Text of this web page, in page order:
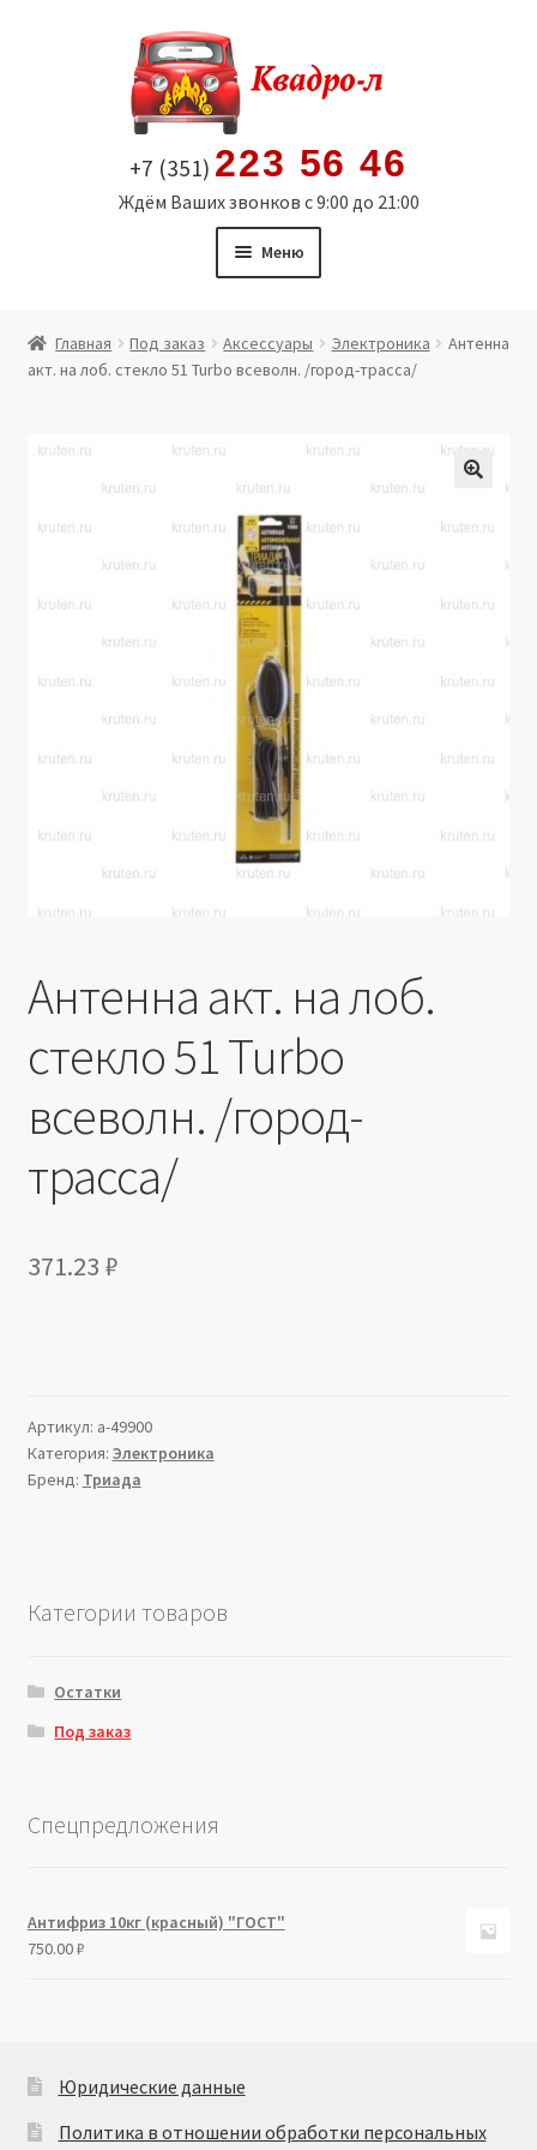
содержимому
+7 (351) 223 56 46
Ждём Ваших звонков с 9:00 до 21:00
Меню
Витрина
Политика в отношении обработки персональных
данных
Производители
Главная Под заказ Аксессуары Электроника
Антенна
акт. на лоб. стекло 51 Turbo всеволн. /город-трасса/
Антенна акт. на лоб.
стекло 51 Turbo
всеволн. /город-
трасса/
371.23 ₽
Артикул: a-49900
Категория: Электроника
Бренд: Триада
Категории товаров
Остатки
Под заказ
Спецпредложения
Антифриз 10кг (красный) "ГОСТ"
750.00₽
Юридические данные
Политика в отношении обработки персональных